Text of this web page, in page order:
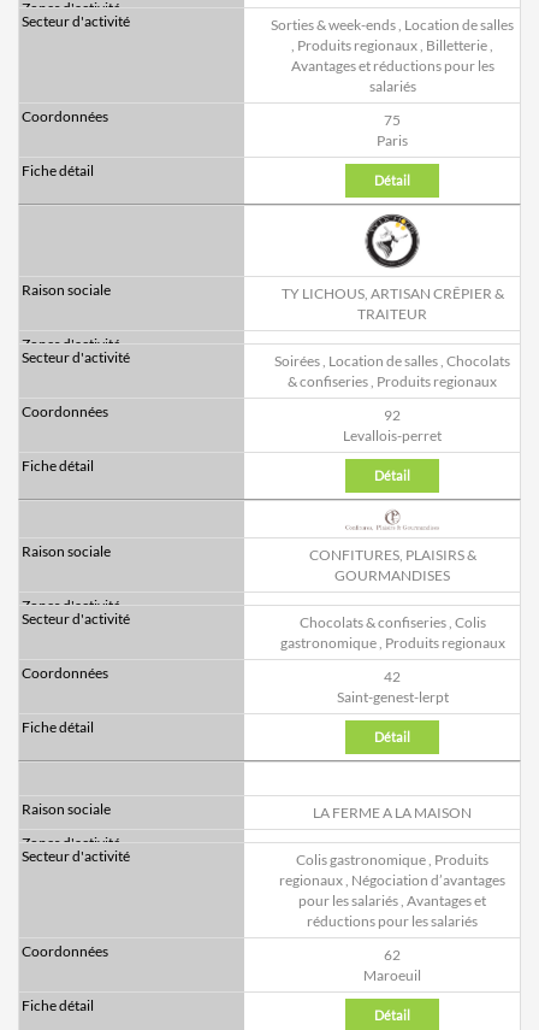
Sorties & week-ends, Location de salles
, Produits regionaux, Billetterie,
Avantages et réductions pour les
salariés
75
Paris
Détail
TY LICHOUS, ARTISAN CRÊPIER &
TRAITEUR
Soirées, Location de salles, Chocolats
& confiseries, Produits regionaux
92
Levallois-perret
Détail
CONFITURES, PLAISIRS &
GOURMANDISES
Chocolats & confiseries, Colis
gastronomique, Produits regionaux
42
Saint-genest-lerpt
Détail
LA FERME A LA MAISON
Colis gastronomique Produits
regionaux Négociation d’avantages
pour les salariés Avantages et
réductions pour les salariés
62
Maroeuil
Détail